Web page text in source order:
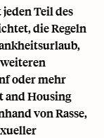
Teil des
die Regeln
,
oder mehr
and Housing
von Rasse,